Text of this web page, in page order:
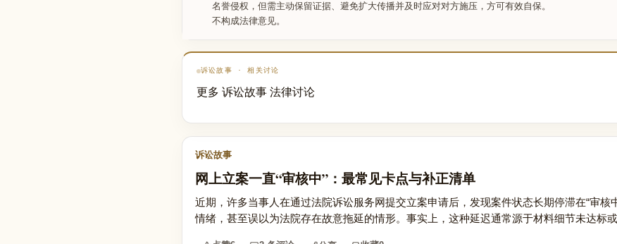
名誉侵权，但需主动保留证据、避免扩大传播并及时应对对方施压，方可有效自保。
不构成法律意见。
诉讼故事 · 相关讨论
更多 诉讼故事 法律讨论
诉讼故事
网上立案一直“审核中”：最常见卡点与补正清单
近期，许多当事人在通过法院诉讼服务网提交立案申请后，发现案件状态长期停滞在“审核
情绪，甚至误以为法院存在故意拖延的情形。事实上，这种延迟通常源于材料细节未达标